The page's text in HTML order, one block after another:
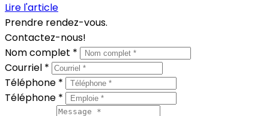
Lire l'article
Prendre rendez-vous.
Contactez-nous!
Nom complet *
Courriel *
Téléphone *
Téléphone *